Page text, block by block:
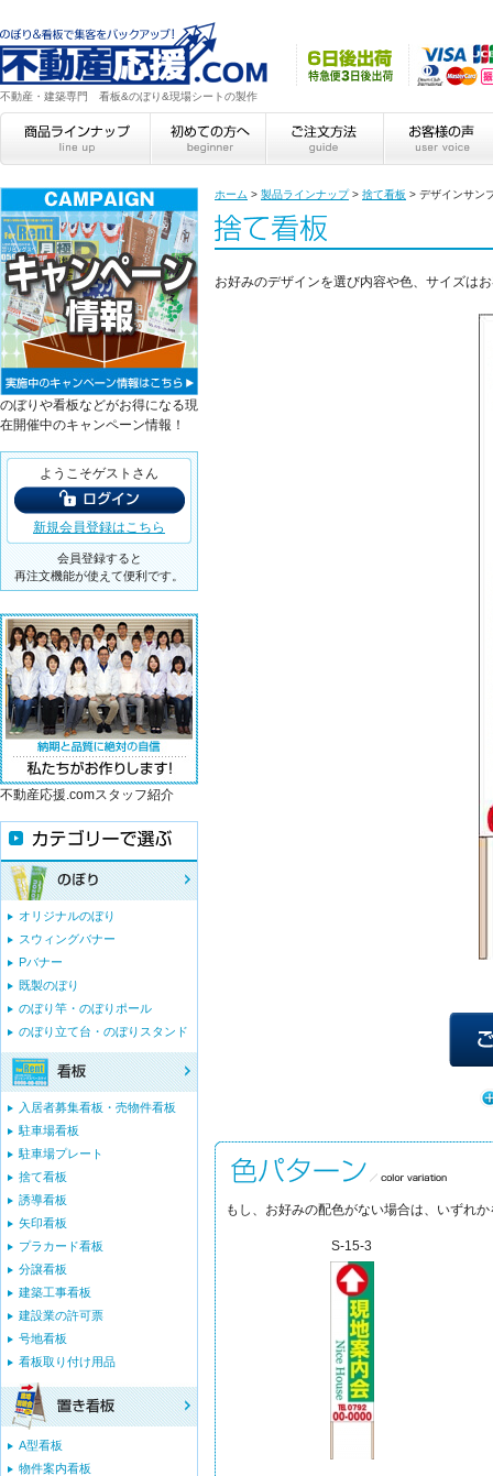
不動産・建築専門 看板&のぼり&現場シートの製作
ホーム > 製品ラインナップ> 捨て看板 > デザインサン
お好みのデザインを選び内容や色、サイズは
もし、お好みの配色がない場合は、いずれ
S-15-3
のぼりや看板などがお得になる現
在開催中のキャンペーン情報！
ようこそゲストさん
新規会員登録はこちら
会員登録すると
再注文機能が使えて便利です。
不動産応援.comスタッフ紹介
オリジナルのぼり
スウィングバナー
Pバナー
既製のぼり
のぼり竿・のぼりポール
のぼり立て台・のぼりスタンド
入居者募集看板・売物件看板
駐車場看板
駐車場プレート
捨て看板
誘導看板
矢印看板
プラカード看板
分譲看板
建築工事看板
建設業の許可票
号地看板
看板取り付け用品
A型看板
物件案内看板